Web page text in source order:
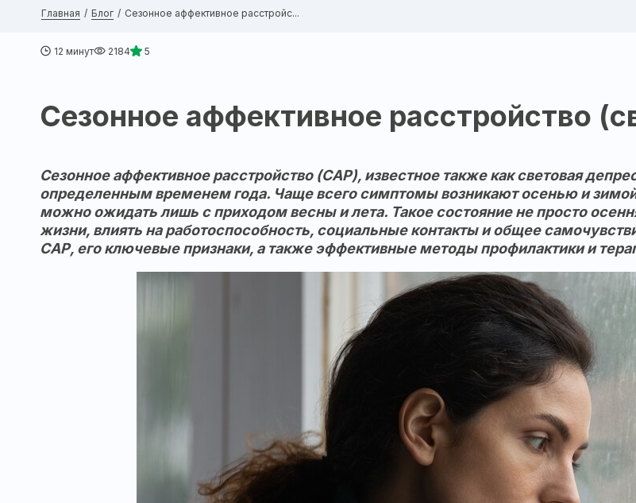
Главная Блог Сезонное аффективное расстройс...
12 минут 2184 5
Сезонное аффективное расстройство
Сезонное аффективное расстройство (САР), известное также как световая
определенным временем года. Чаще всего симптомы возникают осенью и
можно ожидать лишь с приходом весны и лета. Такое состояние не просто
жизни, влиять на работоспособность, социальные контакты и общее
САР, его ключевые признаки, а также эффективные методы профилактики и